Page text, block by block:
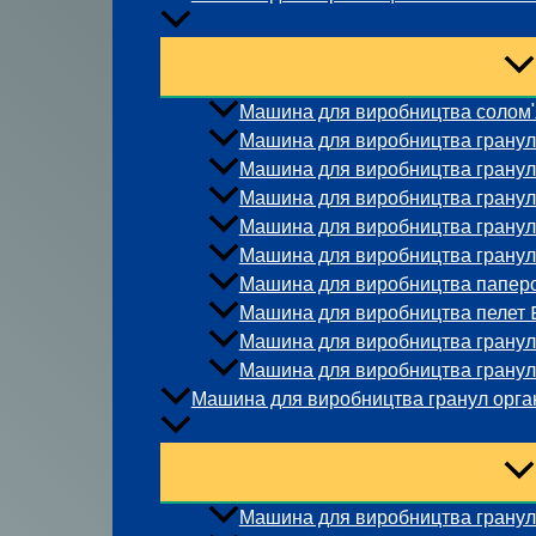
Машина для виробництва
Машина для виробництва гранул
Машина для виробництва
Машина для виробництва
Машина для виробництва
Машина для виробництва гранул
Машина для виробництва
Машина для виробництва пелет
Машина для виробництва
Машина для виробництва гранул
Машина для виробництва гранул
Машина для виробництва